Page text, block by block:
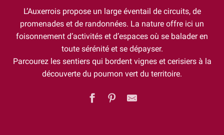
L’Auxerrois propose un large éventail de circuits, de
promenades et de randonnées. La nature offre ici un
foisonnement d’activités et d’espaces où se balader en
toute sérénité et se dépayser.
Parcourez les sentiers qui bordent vignes et cerisiers à la
découverte du poumon vert du territoire.